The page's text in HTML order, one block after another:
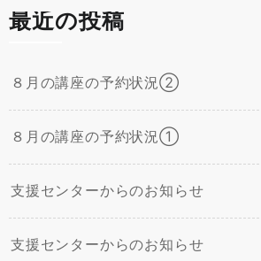
最近の投稿
８月の講座の予約状況②
８月の講座の予約状況①
支援センターからのお知らせ
支援センターからのお知らせ